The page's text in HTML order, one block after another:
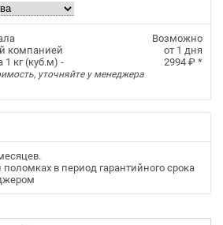
Возможно
компанией
от 1 дня
1 кг (куб.м) -
2994 ₽ *
уточняйте у менеджера
.
в период гарантийного срока